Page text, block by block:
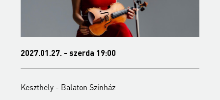
2027.01.27. - szerda 19:00
Keszthely - Balaton Színház